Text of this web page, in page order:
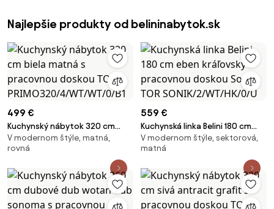
Najlepšie produkty od belininabytok.sk
499 €
Kuchynský nábytok 320 cm
biela matná s pracovnou
doskou TOR
V modernom štýle, matná,
rovná
559 €
Kuchynská linka Belini 180 cm
eben kráľovský s pracovnou
doskou Sonik TOR
V modernom štýle, sektorová,
matná